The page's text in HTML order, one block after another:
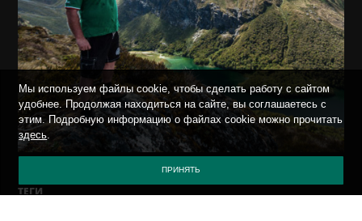
ТЕГИ
Мы используем файлы cookie, чтобы сделать работу с сайтом
удобнее. Продолжая находиться на сайте, вы соглашаетесь с
этим. Подробную информацию о файлах cookie можно прочитать
здесь.
ПРИНЯТЬ